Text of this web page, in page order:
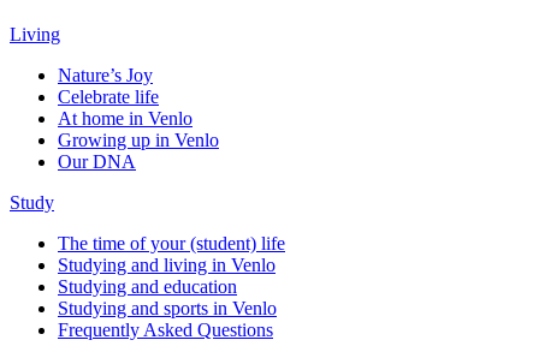
Living
Nature’s Joy
Celebrate life
At home in Venlo
Growing up in Venlo
Our DNA
Study
The time of your (student) life
Studying and living in Venlo
Studying and education
Studying and sports in Venlo
Frequently Asked Questions